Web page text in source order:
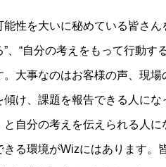
能性を大いに秘めている皆さ
”、“自分の考えをもって行動す
。大事なのはお客様の声、現
傾け、課題を報告できる人に
と自分の考えを伝えられる人
きる環境がWizにはあります。